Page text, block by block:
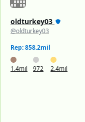
oldturkey03
@oldturkey03
Rep: 858.2mil
1.4mil 972 2.4mil